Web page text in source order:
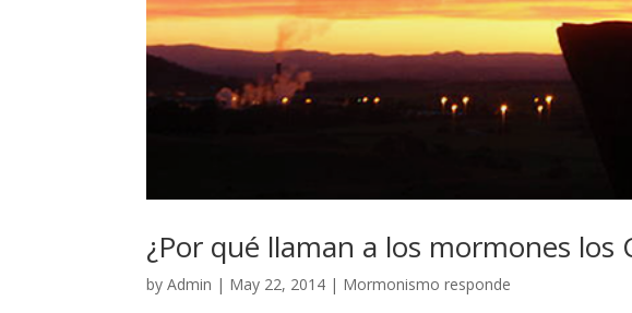
¿Por qué llaman a los mormones los
byAdmin | May 22, 2014 | Mormonismo responde